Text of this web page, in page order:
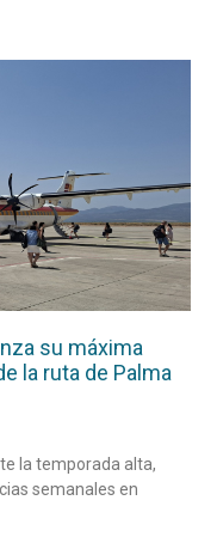
su máxima
la ruta de Palma
la temporada alta,
semanales en